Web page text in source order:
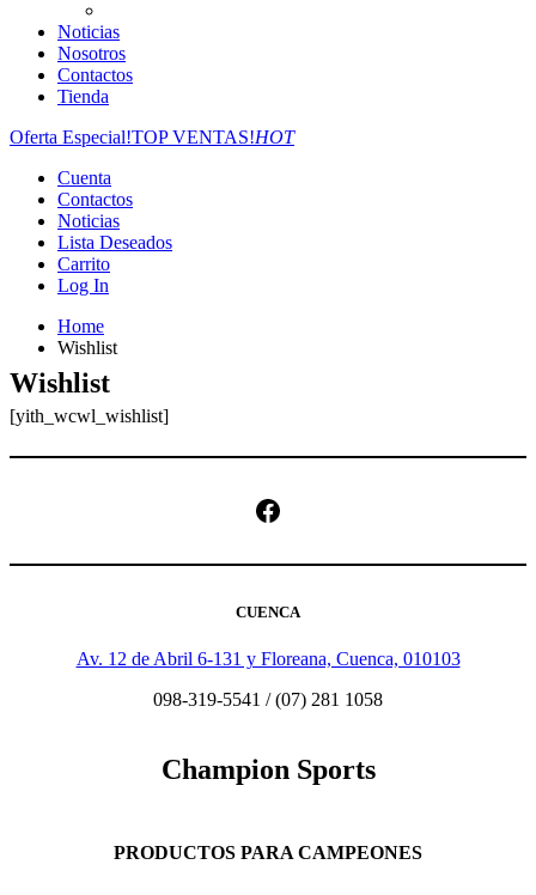
Noticias
Nosotros
Contactos
Tienda
Oferta Especial!TOP VENTAS!HOT
Cuenta
Contactos
Noticias
Lista Deseados
Carrito
Log In
Home
Wishlist
Wishlist
[yith_wcwl_wishlist]
Facebook
CUENCA
Av. 12 de Abril 6-131 y Floreana, Cuenca, 010103
098-319-5541 / (07) 281 1058
Champion Sports
PRODUCTOS PARA CAMPEONES